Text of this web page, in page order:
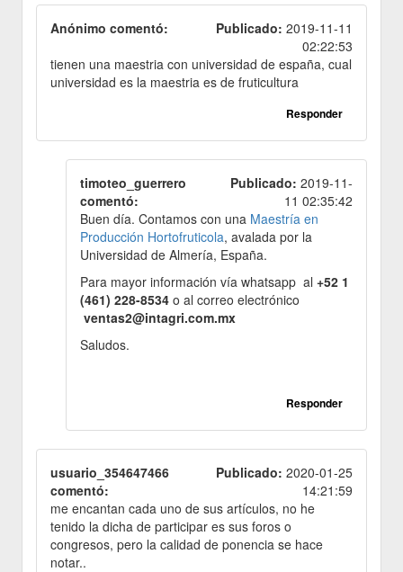
Anónimo comentó: Publicado: 2019-11-11
02:22:53
tienen una maestria con universidad de españa, cual
universidad es la maestria es de fruticultura
Responder
timoteo_guerrero
comentó:
Publicado: 2019-11-
11 02:35:42
Buen día. Contamos con una Maestría en
Producción Hortofruticola, avalada por la
Universidad de Almería, España.
Para mayor información vía whatsapp al+52 1
(461) 228-8534 o al correo electrónico
ventas2@intagri.com.mx
Saludos.
Responder
usuario_354647466
comentó:
Publicado: 2020-01-25
14:21:59
me encantan cada uno de sus artículos, no he
tenido la dicha de participar es sus foros o
congresos, pero la calidad de ponencia se hace
notar..